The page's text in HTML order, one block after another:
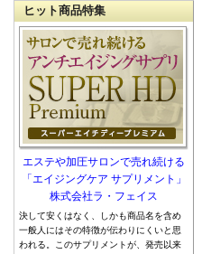
ヒット商品特集
エステや加圧サロンで売れ続ける
「エイジングケア サプリメント」
株式会社ラ・フェイス
決して安くはなく、しかも商品名を含め
一般人にはその特徴が伝わりにくいと思
われる。このサプリメントが、発売以来